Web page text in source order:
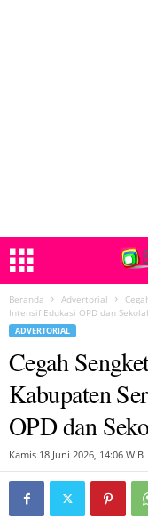
Beranda Advertorial
Intensif Edukasi OPD dan
ADVERTORIAL
Cegah
Kabupaten
OPD dan
Kamis 18 Juni 2026, 14:06 WIB